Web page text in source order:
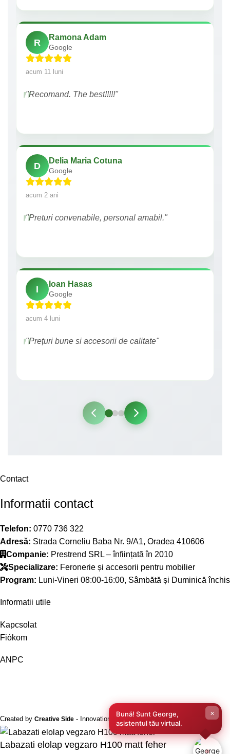
R
Ramona Adam
Google
acum 11 luni
"Recomand. The best!!!!!"
D
Delia Maria Cotuna
Google
acum 2 ani
"Preturi convenabile, personal amabil."
I
Ioan Hasas
Google
acum 4 luni
"Prețuri bune si accesorii de calitate"
Contact
Informatii contact
Telefon: 0770 736 322
Adresă: Strada Corneliu Baba Nr. 9/A1, Oradea 410606
Companie: Prestrend SRL – înființată în 2010
Specializare: Feronerie și accesorii pentru mobilier
Program: Luni-Vineri 08:00-16:00, Sâmbătă și Duminică închis
Informatii utile
Kapcsolat
Fiókom
ANPC
Created by Creative Side - Innovation Performance
Labazati elolap vegzaro H100 matt feher
Bună! Sunt George,
asistentul tău virtual.
×